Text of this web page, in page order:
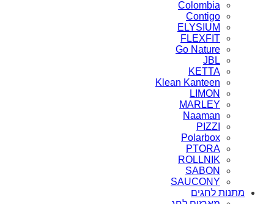
Colombia
Contigo
ELYSIUM
FLEXFIT
Go Nature
JBL
KETTA
Klean Kanteen
LIMON
MARLEY
Naaman
PIZZI
Polarbox
PTORA
ROLLNIK
SABON
SAUCONY
מתנות לחגים